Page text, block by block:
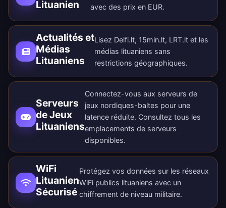
Lituanien
avec des prix en EUR.
Actualités et
Médias
Lituaniens
Lisez Delfi.lt, 15min.lt, LRT.lt et les
médias lituaniens sans
restrictions géographiques.
Serveurs
de Jeux
Lituaniens
Connectez-vous aux serveurs de
jeux nordiques-baltes pour une
latence réduite. Consultez tous les
emplacements de serveurs
disponibles.
WiFi
Lituanien
Sécurisé
Protégez vos données sur les réseaux
WiFi publics lituaniens avec un
chiffrement de niveau militaire.